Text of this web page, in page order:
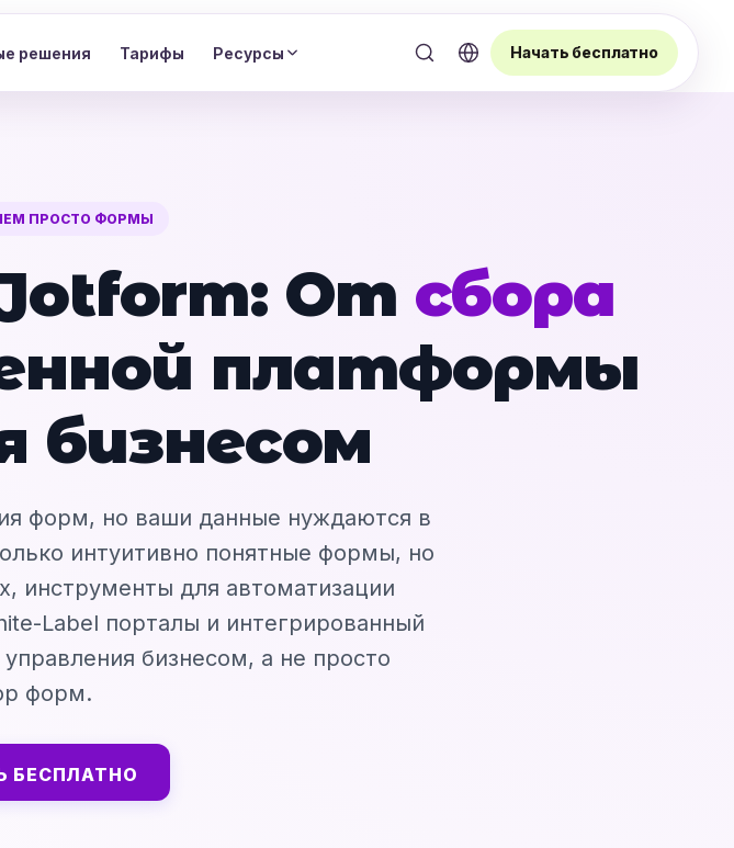
решения Тарифы Ресурсы Начать бесплатно
ЧЕМ ПРОСТО ФОРМЫ
От сбора
платформы
бизнесом
форм, но ваши данные нуждаются в
интуитивно понятные формы, но
инструменты для автоматизации
Label порталы и интегрированный
бизнесом, а не просто
форм.
БЕСПЛАТНО